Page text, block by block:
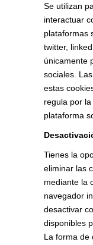
Se utilizan
interactuar
plataformas
twitter,
únicamente
sociales.
estas
regula por
plataforma
Tienes la
eliminar las
mediante la
navegador
desactivar
disponibles
La forma de